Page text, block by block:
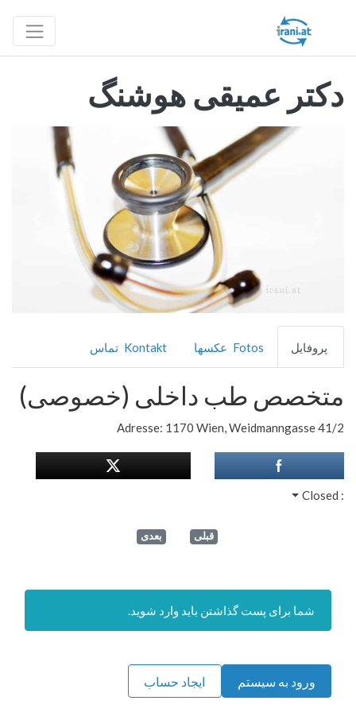
دکتر عمیقی هوشنگ
پروفایل Fotos عکسها Kontakt تماس
متخصص طب داخلی (خصوصی)
Adresse: 1170 Wien,Weidmanngasse 41/2
:
Closed
قبلی بعدی
شما برای پست گذاشتن باید وارد شوید.
ورود به سیستم ایجاد حساب